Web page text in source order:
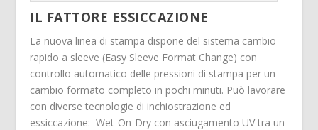
IL FATTORE ESSICCAZIONE
La nuova linea di stampa dispone del sistema cambio
rapido a sleeve (Easy Sleeve Format Change) con
controllo automatico delle pressioni di stampa per un
cambio formato completo in pochi minuti. Può lavorare
con diverse tecnologie di inchiostrazione ed
essiccazione: Wet-On-Dry con asciugamento UV tra un